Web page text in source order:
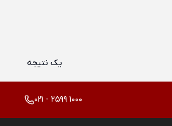
یک نتیجه
021 - 2599 1000